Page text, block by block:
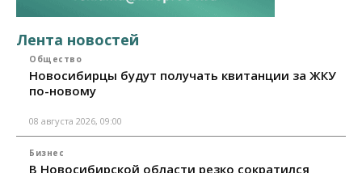
Лента новостей
Общество
Новосибирцы будут получать квитанции за ЖКУ
по-новому
08 августа 2026, 09:00
Бизнес
В Новосибирской области резко сократился